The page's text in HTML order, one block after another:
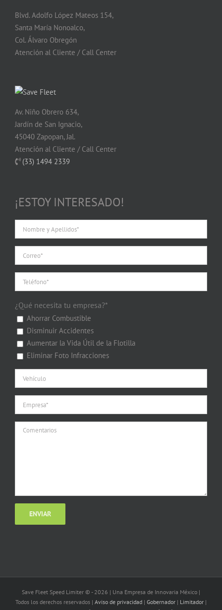
Blvd. Adolfo López Mateos 154,
Santa María Nonoalco,
Col. Álvaro Obregón
Atención al Cliente / Call Center
Av. Niño Obrero 634,
Jardín de San Ignacio,
45040 Zapopan, Jal.
Atención al Cliente / Call Center
(33) 1494 2339
¡ESTOY INTERESADO!
¿Qué necesita tu empresa?*
Ahorrar Combustible
Disminuir Accidentes
Aumentar la Vida Útil de la Flotilla
Eliminar Foto Infracciones
Save Fleet Speed Limiter © - 2026 | Una Empresa de Innovaria México |
Todos los derechos reservados | Aviso de privacidad | Gobernador | Limitador |